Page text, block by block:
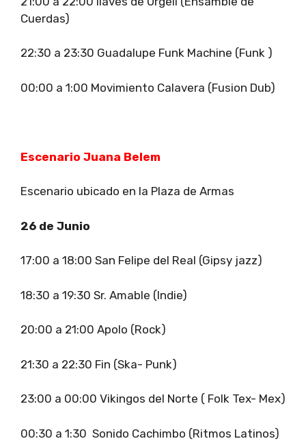
Cuerdas)
22:30 a 23:30 Guadalupe Funk Machine (Funk )
00:00 a 1:00 Movimiento Calavera (Fusion Dub)
Escenario Juana Belem
Escenario ubicado en la Plaza de Armas
26 de Junio
17:00 a 18:00 San Felipe del Real (Gipsy jazz)
18:30 a 19:30 Sr. Amable (Indie)
20:00 a 21:00 Apolo (Rock)
21:30 a 22:30 Fin (Ska- Punk)
23:00 a 00:00 Vikingos del Norte ( Folk Tex- Mex)
00:30 a 1:30 Sonido Cachimbo (Ritmos Latinos)